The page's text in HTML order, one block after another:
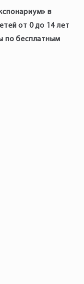
в
от 0 до 14 лет
по бесплатным